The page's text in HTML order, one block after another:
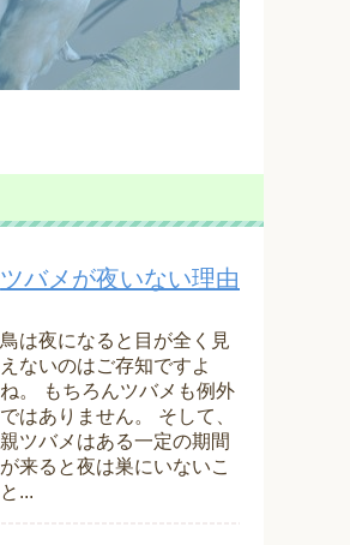
ツバメが夜いない理由
鳥は夜になると目が全く見
えないのはご存知ですよ
ね。 もちろんツバメも例外
ではありません。 そして、
親ツバメはある一定の期間
が来ると夜は巣にいないこ
と...